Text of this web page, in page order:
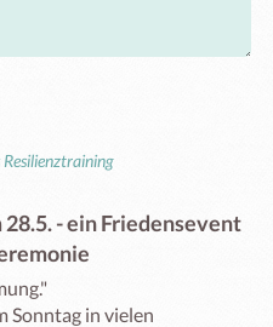
Resilienztraining
- ein Friedensevent
Sonntag in vielen